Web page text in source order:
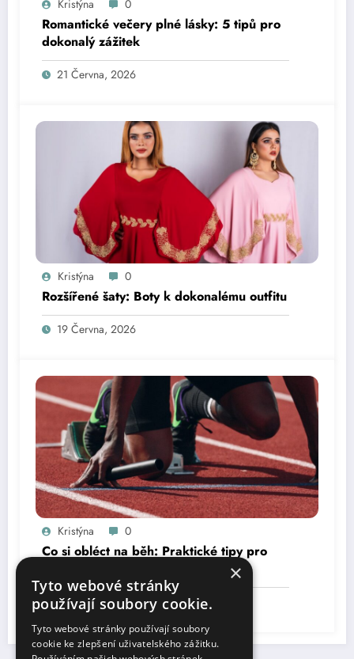
Kristýna 0
Romantické večery plné lásky: 5 tipů pro
dokonalý zážitek
21 Června, 2026
Kristýna 0
Rozšířené šaty: Boty k dokonalému outfitu
19 Června, 2026
Kristýna 0
Co si obléct na běh: Praktické tipy pro
17 Června, 2026
×
Tyto webové stránky
používají soubory cookie.
Tyto webové stránky používají soubory
cookie ke zlepšení uživatelského zážitku.